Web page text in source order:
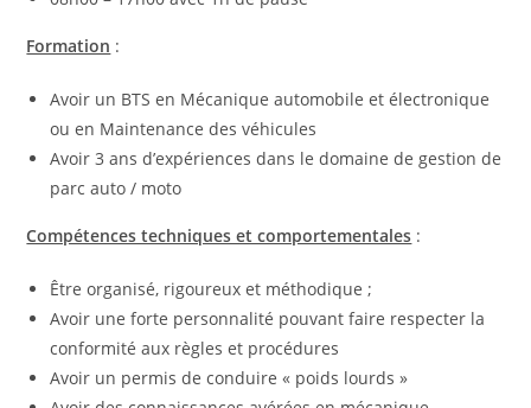
Formation :
Avoir un BTS en Mécanique automobile et électronique
ou en Maintenance des véhicules
Avoir 3 ans d’expériences dans le domaine de gestion de
parc auto / moto
Compétences techniques et comportementales :
Être organisé, rigoureux et méthodique ;
Avoir une forte personnalité pouvant faire respecter la
conformité aux règles et procédures
Avoir un permis de conduire « poids lourds »